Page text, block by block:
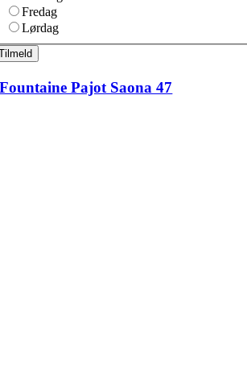
Fredag
Lørdag
Fountaine Pajot Saona 47